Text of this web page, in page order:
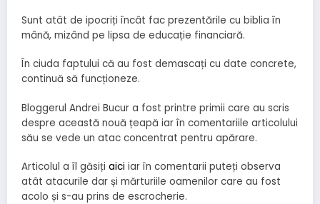
Sunt atât de ipocriți încât fac prezentările cu biblia în
mână, mizând pe lipsa de educație financiară.
În ciuda faptului că au fost demascați cu date concrete,
continuă să funcționeze.
Bloggerul Andrei Bucur a fost printre primii care au scris
despre această nouă țeapă iar în comentariile articolului
său se vede un atac concentrat pentru apărare.
Articolul a îl găsiți aici iar în comentarii puteți observa
atât atacurile dar și mărturiile oamenilor care au fost
acolo și s-au prins de escrocherie.